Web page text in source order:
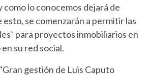
como lo conocemos dejará de
esto, se comenzarán a permitir las
para proyectos inmobiliarios en
su red social.
gestión de Luis Caputo